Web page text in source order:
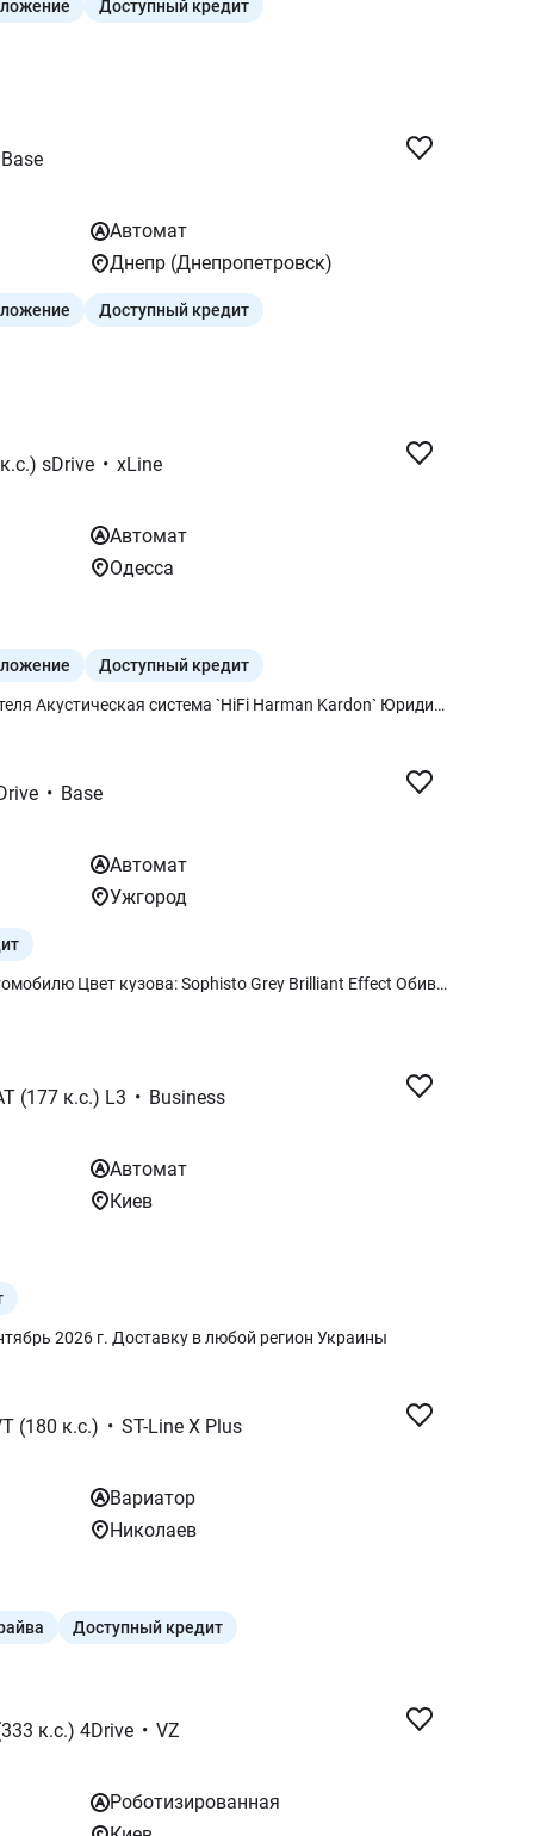
Доступный кредит
Base
Автомат
Днепр (Днепропетровск)
Доступный кредит
sDrive • xLine
Автомат
Одесса
Доступный кредит
Электрорегулировка сиденья водителя Акустическая система `HiFi Harman Kardon` Юридический экстренный вызов BMW Individual обработка потолка `Anthracite` Активная защита пешеходов Пакет опций Система комфортного доступа Внешнее левое зеркало заднего вида и внутреннее с затемнением Салонное зеркало заднего вида с автозатемнением Адаптивные светодиодные фары Система автоматического управления дальним светом Беспроводная зарядка с охлаждением устройства xLine 18"аэродинамические диски 866 Bicolour Обивные планки салона с лаковым покрытием `Black high - gloss` Специальный дополнительный контент X BMW Individual внешняя отделка `Aluminium Satinated` Панель приборов `Luxury` 9CY пакет Подогрев руля Крепления для детских кресел `Isofix` Подогрев передних сидений Болты-секретки для колес Индикатор давления в шинах Комплект для ремонта шин Teleservices Пакет Connected неограниченный
• Base
Автомат
Ужгород
Дополнительное оборудование автомобилю Цвет кузова: Sophisto Grey Brilliant Effect Обивка салона: из искусственной перфорированной и стеганой кожи `Veganza` Цвет Espresso Brown Юридический экстренный вызов Украинский пакет (Ukrainian package): Подогрев руля Подогрев передних сидений Индикатор давления в шинах Ремонтный комплект шин Plus Система "Travel & Comfort" Рассеянное освещение салона Teleservices Пакет Connected неограниченный Беспроводная зарядка с охлаждением устройства Меню на украинском языке Руководство пользователя на украинском языке
(177 к.с.) L3 • Business
Автомат
Киев
2026 г. Доставку в любой регион Украины
(180 к.с.) • ST-Line X Plus
Вариатор
Николаев
Доступный кредит
к.с.) 4Drive • VZ
Роботизированная